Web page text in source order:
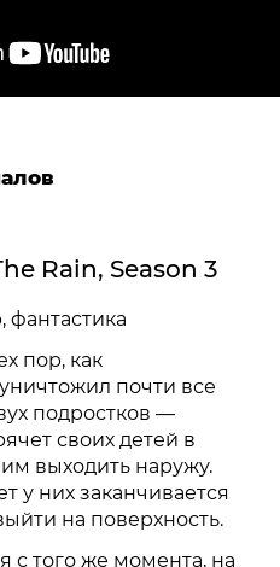
Rain, Season 3
пор, как
почти все
подростков —
своих детей в
выходить наружу.
у них заканчивается
на поверхность.
с того же момента, на